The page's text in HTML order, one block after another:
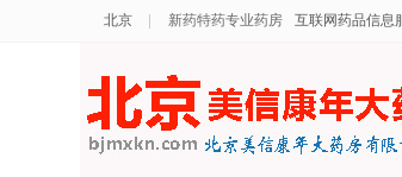
北京 新药特药专业药房 互联网药品信息